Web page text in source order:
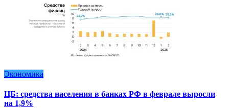
Экономика
ЦБ: средства населения в банках РФ в феврале выросли
на 1,9%